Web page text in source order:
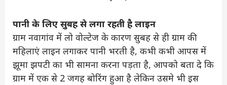
पानी के लिए सुबह से लगा रहती है लाइन
ग्राम नवागांव में लो वोल्टेज के कारण सुबह से ही ग्राम की
महिलाएं लाइन लगाकर पानी भरती है, कभी कभी आपस में
झूमा झपटी का भी सामना करना पड़ता है, आपको बता दे कि
ग्राम में एक से 2 जगह बोरिंग हुआ है लेकिन उसमे भी इस